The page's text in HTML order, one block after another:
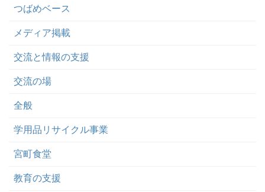
つばめベース
メディア掲載
交流と情報の支援
交流の場
全般
学用品リサイクル事業
宮町食堂
教育の支援